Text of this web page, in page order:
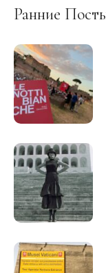
Ранние